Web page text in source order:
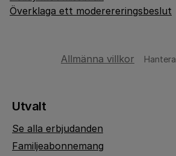
Överklaga ett moderereringsbeslut
Allmänna villkor
Utvalt
Se alla erbjudanden
Familjeabonnemang